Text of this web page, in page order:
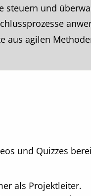
steuern und
aus agilen
und Quizzes
als Projektleiter.